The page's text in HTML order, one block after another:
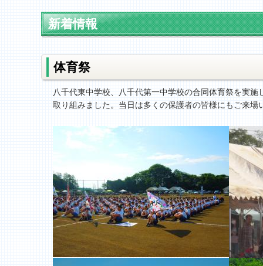
新着情報
体育祭
八千代東中学校、八千代第一中学校の合同体育祭を実
取り組みました。当日は多くの保護者の皆様にもご来